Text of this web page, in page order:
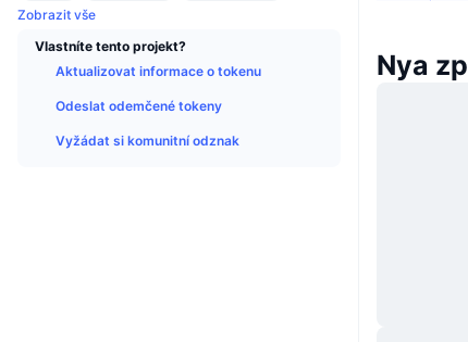
Zobrazit vše
Vlastníte tento projekt?
Aktualizovat informace o tokenu
Odeslat odemčené tokeny
Vyžádat si komunitní odznak
Nya